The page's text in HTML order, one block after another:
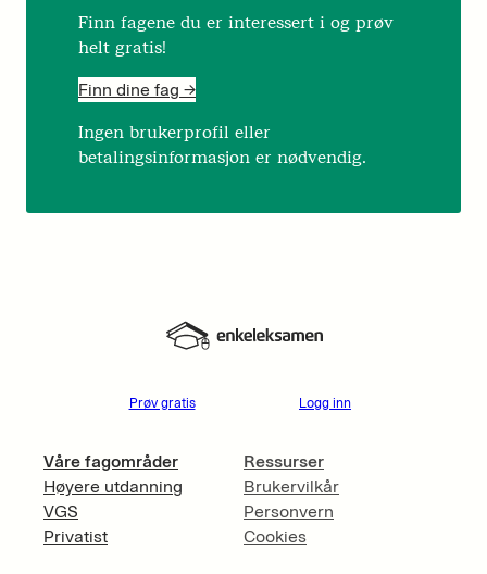
Finn fagene du er interessert i og prøv
helt gratis!
Finn dine fag ->
Ingen brukerprofil eller
betalingsinformasjon er nødvendig.
Prøv gratis Logg inn
Våre fagområder
Høyere utdanning
VGS
Privatist
Ressurser
Brukervilkår
Personvern
Cookies